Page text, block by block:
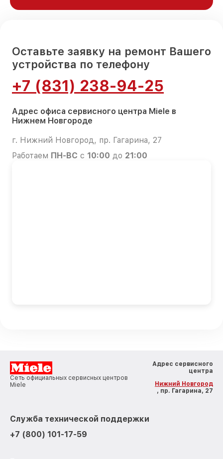
Оставьте заявку на ремонт Вашего
устройства по телефону
+7 (831) 238-94-25
Адрес офиса сервисного центра Miele в
Нижнем Новгороде
г. Нижний Новгород, пр. Гагарина, 27
Работаем ПН-ВС с 10:00 до 21:00
Сеть официальных сервисных центров
Miele
Адрес сервисного
центра
Нижний Новгород
, пр. Гагарина, 27
Служба технической поддержки
+7 (800) 101-17-59